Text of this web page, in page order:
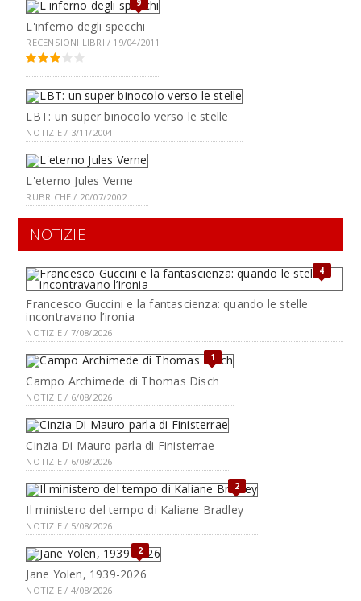
9
L'inferno degli specchi
RECENSIONI LIBRI / 19/04/2011
LBT: un super binocolo verso le stelle
NOTIZIE / 3/11/2004
L'eterno Jules Verne
RUBRICHE / 20/07/2002
NOTIZIE
4
Francesco Guccini e la fantascienza: quando le stelle
incontravano l’ironia
NOTIZIE / 7/08/2026
1
Campo Archimede di Thomas Disch
NOTIZIE / 6/08/2026
Cinzia Di Mauro parla di Finisterrae
NOTIZIE / 6/08/2026
2
Il ministero del tempo di Kaliane Bradley
NOTIZIE / 5/08/2026
2
Jane Yolen, 1939-2026
NOTIZIE / 4/08/2026